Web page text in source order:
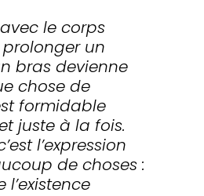
le corps
prolonger un
bras devienne
chose de
formidable
juste à la fois.
l’expression
de choses :